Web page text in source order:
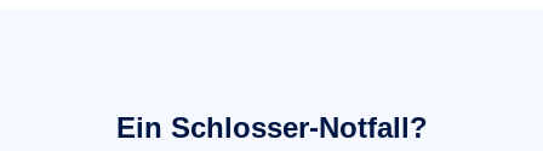
Ein Schlosser-Notfall?